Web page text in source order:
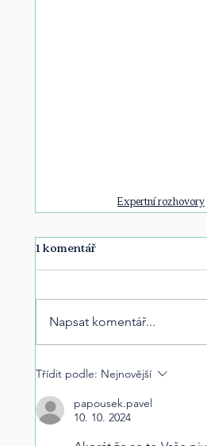
Expertní rozhovory
1 komentář
Napsat komentář...
Třídit podle: Nejnovější
papousek.pavel
10. 10. 2024